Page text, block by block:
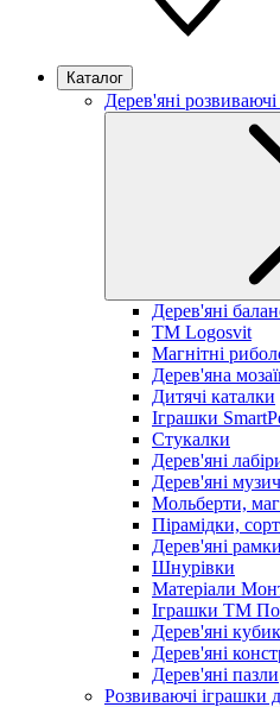
Каталог
Дерев'яні
Дерев'яні
TM Logosvit
Магнітні
Дерев'яна
Дитячі каталки
Іграшки
Стукалки
Дерев'яні
Дерев'яні
Мольберти,
Пірамідки,
Дерев'яні
Шнурівки
Матеріали
Іграшки ТМ
Дерев'яні
Дерев'яні
Дерев'яні пазли
Розвиваючі іграшки